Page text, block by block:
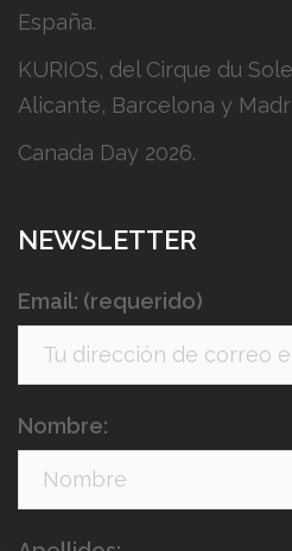
España.
KURIOS, del Cirque du
Alicante, Barcelona y
Canada Day 2026.
NEWSLETTER
Email: (requerido)
Nombre: